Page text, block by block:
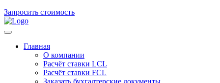
Запросить стоимость
Главная
О компании
Расчёт ставки LCL
Расчёт ставки FСL
Заказать бухгалтерские документы